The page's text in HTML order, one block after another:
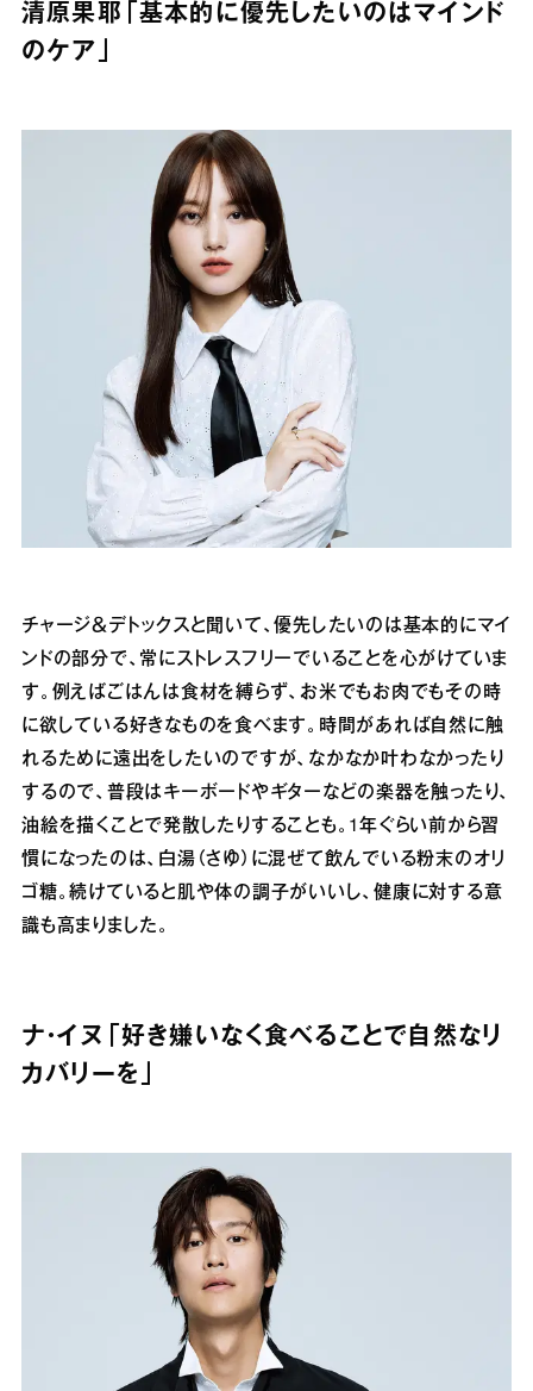
清原果耶「基本的に優先したいのはマインド
のケア」
チャージ＆デトックスと聞いて、優先したいのは基本的にマイ
ンドの部分で、常にストレスフリーでいることを心がけていま
す。例えばごはんは食材を縛らず、お米でもお肉でもその時
に欲している好きなものを食べます。時間があれば自然に触
れるために遠出をしたいのですが、なかなか叶わなかったり
するので、普段はキーボードやギターなどの楽器を触ったり、
油絵を描くことで発散したりすることも。1年ぐらい前から習
慣になったのは、白湯（さゆ）に混ぜて飲んでいる粉末のオリ
ゴ糖。続けていると肌や体の調子がいいし、健康に対する意
識も高まりました。
ナ・イヌ「好き嫌いなく食べることで自然なリ
カバリーを」